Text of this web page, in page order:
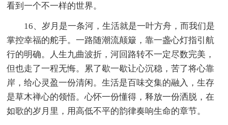
看到一个不一样的世界。
16、岁月是一条河，生活就是一叶方舟，而我们是
掌控幸福的舵手。一路随潮流颠簸，靠一盏心灯指引航
行的明确。人生九曲波折，河回路转不一定尽数完美，
但也走了一程无悔。累了歇一歇让心沉稳，苦了将心靠
岸，给心灵盈一份清闲。生活是百味交集的融入，生存
是草木禅心的领悟。心怀一份懂得，释放一份洒脱，在
如歌的岁月里，用高低不平的韵律奏响生命的章节。